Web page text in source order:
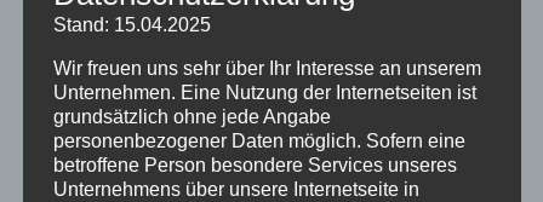
Vollsperrung der Staatsstraße 2007 in
Burgberg am 10. Juli 2026
Kategorien
Allgemein
Stand: 15.04.2025
Wir freuen uns sehr über Ihr Interesse an unserem
Unternehmen. Eine Nutzung der Internetseiten ist
grundsätzlich ohne jede Angabe
personenbezogener Daten möglich. Sofern eine
betroffene Person besondere Services unseres
Unternehmens über unsere Internetseite in